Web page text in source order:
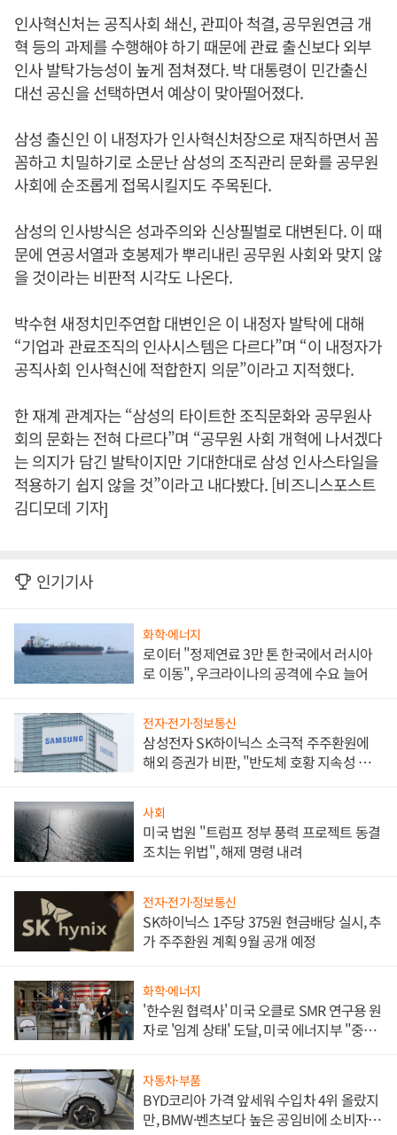
인사혁신처는 공직사회 쇄신, 관피아 척결, 공무원연금 개
혁 등의 과제를 수행해야 하기 때문에 관료 출신보다 외부
인사 발탁가능성이 높게 점쳐졌다. 박 대통령이 민간출신
대선 공신을 선택하면서 예상이 맞아떨어졌다.
삼성 출신인 이 내정자가 인사혁신처장으로 재직하면서 꼼
꼼하고 치밀하기로 소문난 삼성의 조직관리 문화를 공무원
사회에 순조롭게 접목시킬지도 주목된다.
삼성의 인사방식은 성과주의와 신상필벌로 대변된다. 이 때
문에 연공서열과 호봉제가 뿌리내린 공무원 사회와 맞지 않
을 것이라는 비판적 시각도 나온다.
박수현 새정치민주연합 대변인은 이 내정자 발탁에 대해
“기업과 관료조직의 인사시스템은 다르다”며 “이 내정자가
공직사회 인사혁신에 적합한지 의문”이라고 지적했다.
한 재계 관계자는 “삼성의 타이트한 조직문화와 공무원사
회의 문화는 전혀 다르다”며 “공무원 사회 개혁에 나서겠다
는 의지가 담긴 발탁이지만 기대한대로 삼성 인사스타일을
적용하기 쉽지 않을 것”이라고 내다봤다. [비즈니스포스트
김디모데 기자]
인기기사
화학·에너지
로이터 "정제연료 3만 톤 한국에서 러시아
로 이동", 우크라이나의 공격에 수요 늘어
전자·전기·정보통신
삼성전자 SK하이닉스 소극적 주주환원에
해외 증권가 비판, "반도체 호황 지속성 의
사회
미국 법원 "트럼프 정부 풍력 프로젝트 동결
조치는 위법", 해제 명령 내려
전자·전기·정보통신
SK하이닉스 1주당 375원 현금배당 실시, 추
가 주주환원 계획 9월 공개 예정
화학·에너지
'한수원 협력사' 미국 오클로 SMR 연구용 원
자로 '임계 상태' 도달, 미국 에너지부 "중요
자동차·부품
BYD코리아 가격 앞세워 수입차 4위 올랐지
만, BMW·벤츠보다 높은 공임비에 소비자